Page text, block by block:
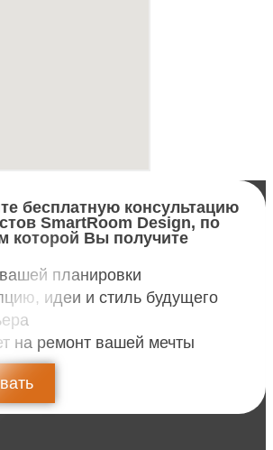
бесплатную консультацию
SmartRoom Design, по
которой Вы получите
планировки
идеи и стиль будущего
на ремонт вашей мечты